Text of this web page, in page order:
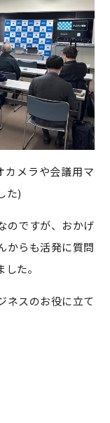
カメラや会議用マ
た)
のですが、おかげ
からも活発に質問
た。
ネスのお役に立て